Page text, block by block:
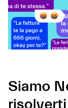
Siamo